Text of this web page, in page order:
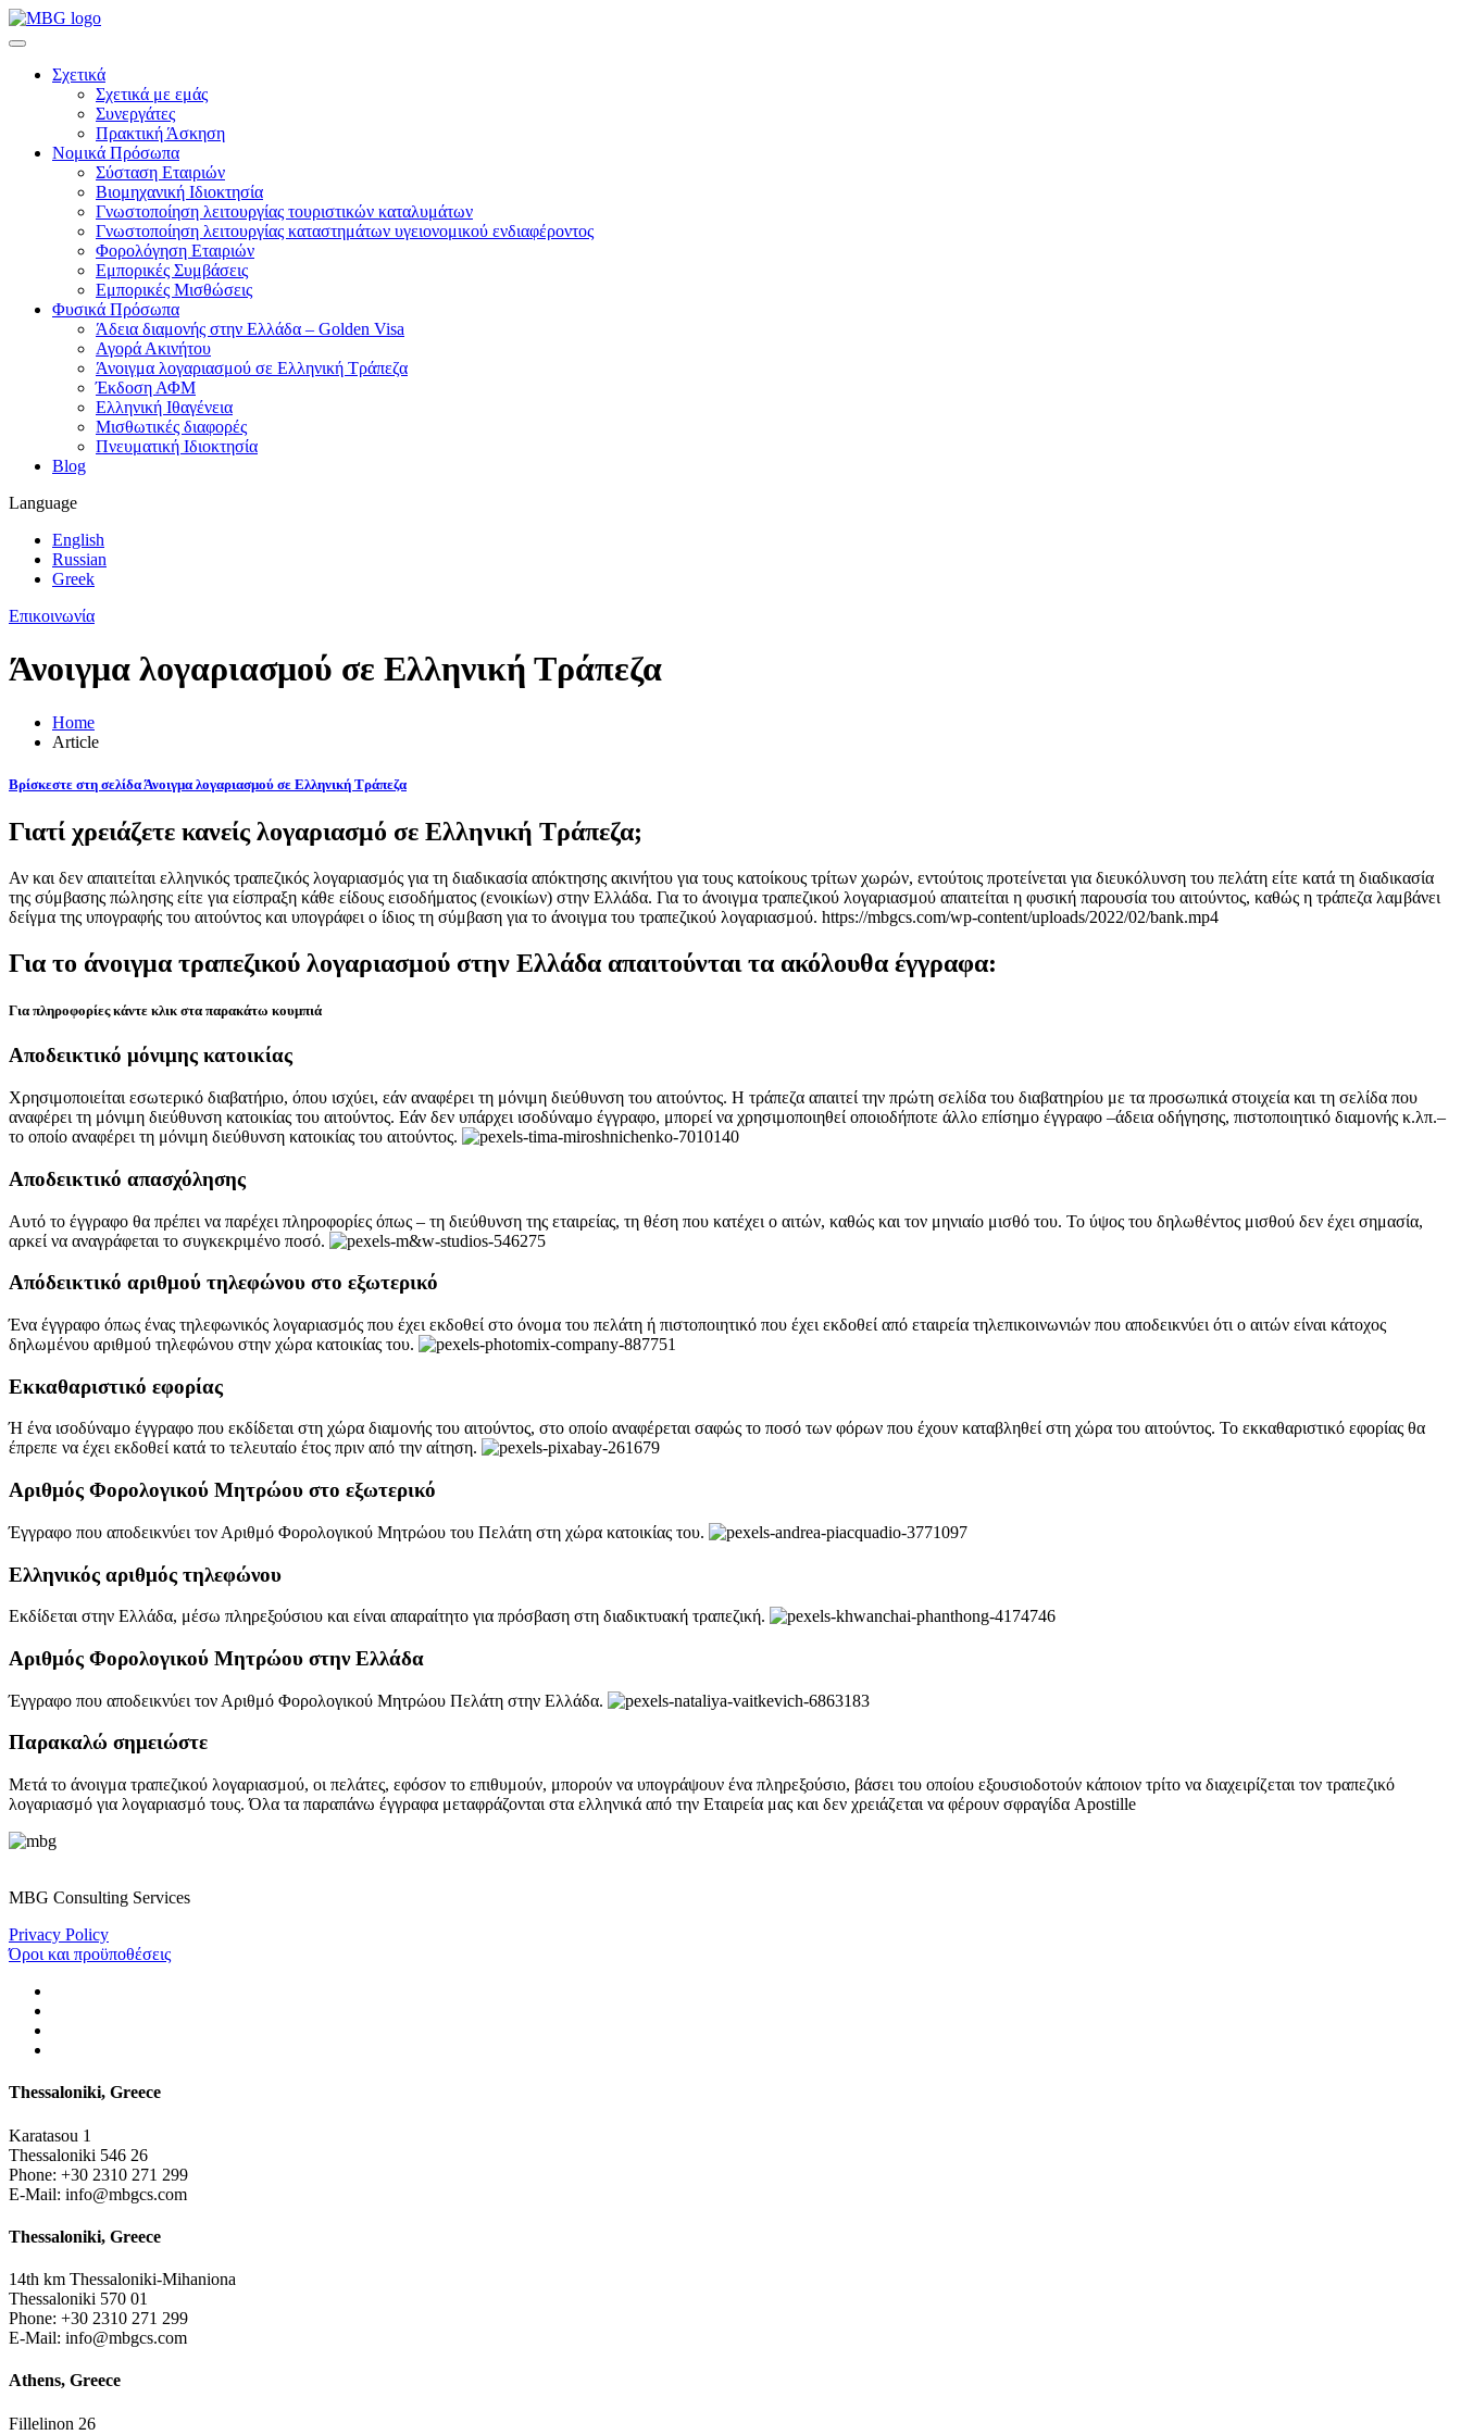
Σχετικά
Σχετικά με εμάς
Συνεργάτες
Πρακτική Άσκηση
Νομικά Πρόσωπα
Σύσταση Εταιριών
Βιομηχανική Ιδιοκτησία
Γνωστοποίηση λειτουργίας τουριστικών καταλυμάτων
Γνωστοποίηση λειτουργίας καταστημάτων υγειονομικού ενδιαφέροντος
Φορολόγηση Εταιριών
Εμπορικές Συμβάσεις
Εμπορικές Μισθώσεις
Φυσικά Πρόσωπα
Άδεια διαμονής στην Ελλάδα – Golden Visa
Αγορά Ακινήτου
Άνοιγμα λογαριασμού σε Ελληνική Τράπεζα
Έκδοση ΑΦΜ
Ελληνική Ιθαγένεια
Μισθωτικές διαφορές
Πνευματική Ιδιοκτησία
Blog
Language
English
Russian
Greek
Επικοινωνία
Άνοιγμα λογαριασμού σε Ελληνική Τράπεζα
Home
Article
Βρίσκεστε στη σελίδα Άνοιγμα λογαριασμού σε Ελληνική Τράπεζα
Γιατί χρειάζετε κανείς λογαριασμό σε Ελληνική Τράπεζα;
Αν και δεν απαιτείται ελληνικός τραπεζικός λογαριασμός για τη διαδικασία απόκτησης ακινήτου για τους κατοίκους τρίτων χωρών, εντούτοις προτείνεται για διευκόλυνση του πελάτη είτε κατά τη διαδικασία
της σύμβασης πώλησης είτε για είσπραξη κάθε είδους εισοδήματος (ενοικίων) στην Ελλάδα. Για το άνοιγμα τραπεζικού λογαριασμού απαιτείται η φυσική παρουσία του αιτούντος, καθώς η τράπεζα λαμβάνει
δείγμα της υπογραφής του αιτούντος και υπογράφει ο ίδιος τη σύμβαση για το άνοιγμα του τραπεζικού λογαριασμού. https://mbgcs.com/wp-content/uploads/2022/02/bank.mp4
Για το άνοιγμα τραπεζικού λογαριασμού στην Ελλάδα απαιτούνται τα ακόλουθα έγγραφα:
Για πληροφορίες κάντε κλικ στα παρακάτω κουμπιά
Αποδεικτικό μόνιμης κατοικίας
Χρησιμοποιείται εσωτερικό διαβατήριο, όπου ισχύει, εάν αναφέρει τη μόνιμη διεύθυνση του αιτούντος. Η τράπεζα απαιτεί την πρώτη σελίδα του διαβατηρίου με τα προσωπικά στοιχεία και τη σελίδα που
αναφέρει τη μόνιμη διεύθυνση κατοικίας του αιτούντος. Εάν δεν υπάρχει ισοδύναμο έγγραφο, μπορεί να χρησιμοποιηθεί οποιοδήποτε άλλο επίσημο έγγραφο –άδεια οδήγησης, πιστοποιητικό διαμονής κ.λπ.–
το οποίο αναφέρει τη μόνιμη διεύθυνση κατοικίας του αιτούντος.
Αποδεικτικό απασχόλησης
Αυτό το έγγραφο θα πρέπει να παρέχει πληροφορίες όπως – τη διεύθυνση της εταιρείας, τη θέση που κατέχει ο αιτών, καθώς και τον μηνιαίο μισθό του. Το ύψος του δηλωθέντος μισθού δεν έχει σημασία,
αρκεί να αναγράφεται το συγκεκριμένο ποσό.
Απόδεικτικό αριθμού τηλεφώνου στο εξωτερικό
Ένα έγγραφο όπως ένας τηλεφωνικός λογαριασμός που έχει εκδοθεί στο όνομα του πελάτη ή πιστοποιητικό που έχει εκδοθεί από εταιρεία τηλεπικοινωνιών που αποδεικνύει ότι ο αιτών είναι κάτοχος
δηλωμένου αριθμού τηλεφώνου στην χώρα κατοικίας του.
Εκκαθαριστικό εφορίας
Ή ένα ισοδύναμο έγγραφο που εκδίδεται στη χώρα διαμονής του αιτούντος, στο οποίο αναφέρεται σαφώς το ποσό των φόρων που έχουν καταβληθεί στη χώρα του αιτούντος. Το εκκαθαριστικό εφορίας θα
έπρεπε να έχει εκδοθεί κατά το τελευταίο έτος πριν από την αίτηση.
Αριθμός Φορολογικού Μητρώου στο εξωτερικό
Έγγραφο που αποδεικνύει τον Αριθμό Φορολογικού Μητρώου του Πελάτη στη χώρα κατοικίας του.
Ελληνικός αριθμός τηλεφώνου
Εκδίδεται στην Ελλάδα, μέσω πληρεξούσιου και είναι απαραίτητο για πρόσβαση στη διαδικτυακή τραπεζική.
Αριθμός Φορολογικού Μητρώου στην Ελλάδα
Έγγραφο που αποδεικνύει τον Αριθμό Φορολογικού Μητρώου Πελάτη στην Ελλάδα.
Παρακαλώ σημειώστε
Μετά το άνοιγμα τραπεζικού λογαριασμού, οι πελάτες, εφόσον το επιθυμούν, μπορούν να υπογράψουν ένα πληρεξούσιο, βάσει του οποίου εξουσιοδοτούν κάποιον τρίτο να διαχειρίζεται τον τραπεζικό
λογαριασμό για λογαριασμό τους. Όλα τα παραπάνω έγγραφα μεταφράζονται στα ελληνικά από την Εταιρεία μας και δεν χρειάζεται να φέρουν σφραγίδα Apostille
MBG Consulting Services
Privacy Policy
Όροι και προϋποθέσεις
Thessaloniki, Greece
Karatasou 1
Thessaloniki 546 26
Phone: +30 2310 271 299
E-Mail: info@mbgcs.com
Thessaloniki, Greece
14th km Thessaloniki-Mihaniona
Thessaloniki 570 01
Phone: +30 2310 271 299
E-Mail: info@mbgcs.com
Athens, Greece
Fillelinon 26